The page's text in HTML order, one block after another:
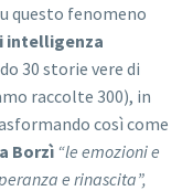
questo fenomeno
intelligenza
30 storie vere di
raccolte 300), in
così come
Borzì “le emozioni e
e rinascita”,